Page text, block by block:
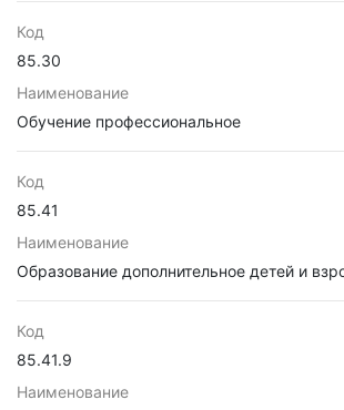
Код
85.30
Наименование
Обучение профессиональное
Код
85.41
Наименование
Образование дополнительное детей и
Код
85.41.9
Наименование